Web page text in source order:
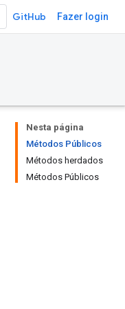
GitHub Fazer login
Nesta página
Métodos Públicos
Métodos herdados
Métodos Públicos